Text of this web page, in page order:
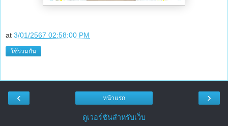
at 3/01/2567 02:58:00 PM
ใช้ร่วมกัน
‹ ›
หน้าแรก
ดูเวอร์ชันสำหรับเว็บ